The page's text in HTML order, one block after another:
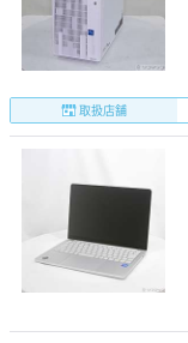
取扱店舗